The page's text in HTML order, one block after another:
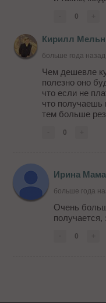
0
Кирилл
больше года назад
Чем дешевле
полезно оно
что если не
что
тем больше
0
Ирина
больше года
Очень
получается,
0